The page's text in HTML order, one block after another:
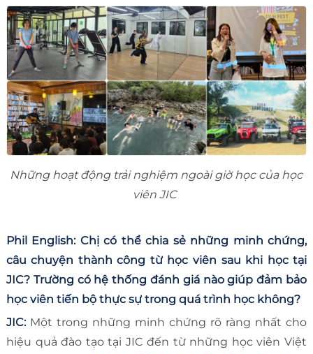
Những hoạt động trải nghiệm ngoài giờ học của học
viên JIC
Phil English: Chị có thể chia sẻ những minh chứng,
câu chuyện thành công từ học viên sau khi học tại
JIC? Trường có hệ thống đánh giá nào giúp đảm bảo
học viên tiến bộ thực sự trong quá trình học không?
JIC: Một trong những minh chứng rõ ràng nhất cho
hiệu quả đào tạo tại JIC đến từ những học viên Việt